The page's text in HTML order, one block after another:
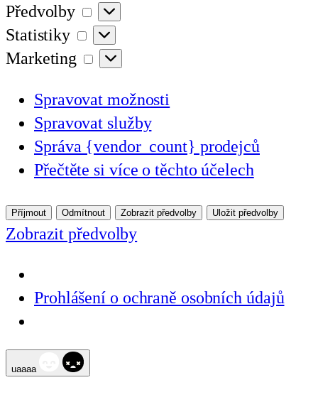
Předvolby
Předvolby
Statistiky
Statistiky
Marketing
Marketing
Spravovat možnosti
Spravovat služby
Správa {vendor_count} prodejců
Přečtěte si více o těchto účelech
Příjmout Odmítnout Zobrazit předvolby Uložit předvolby
Zobrazit předvolby
Prohlášení o ochraně osobních údajů
uaaaa